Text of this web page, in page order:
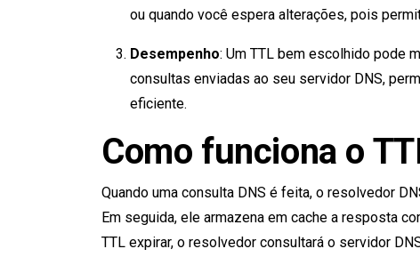
ou quando você espera alterações, pois
Desempenho: Um TTL bem escolhido pode
consultas enviadas ao seu servidor DNS,
eficiente.
Como funciona o
Quando uma consulta DNS é feita, o resolvedor
Em seguida, ele armazena em cache a resposta
TTL expirar, o resolvedor consultará o servidor